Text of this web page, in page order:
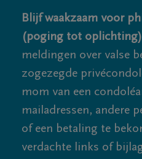
Blijf waakzaam voor
(poging tot
meldingen over valse
zogezegde
mom van een
mailadressen, andere
of een betaling te
verdachte links of